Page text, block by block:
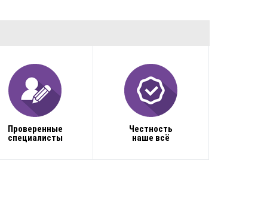
Проверенные
специалисты
Честность
наше всё